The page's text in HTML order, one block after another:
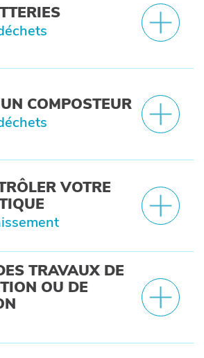
COMPOSTEUR
VOTRE
TRAVAUX DE
OU DE